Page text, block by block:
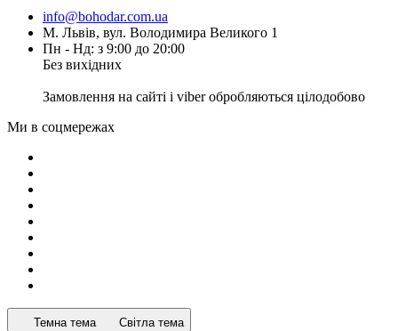
info@bohodar.com.ua
М. Львів, вул. Володимира Великого 1
Пн - Нд: з 9:00 до 20:00
Без вихідних
Замовлення на сайті і viber обробляються цілодобово
Ми в соцмережах
Темна тема Світла тема